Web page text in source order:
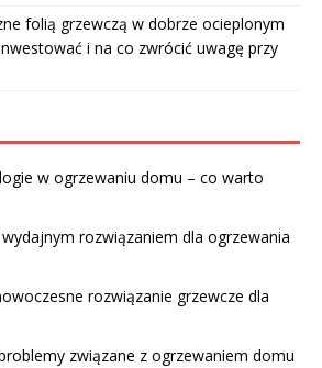
folią grzewczą w dobrze ocieplonym
i na co zwrócić uwagę przy
w ogrzewaniu domu – co warto
wydajnym rozwiązaniem dla ogrzewania
rozwiązanie grzewcze dla
związane z ogrzewaniem domu